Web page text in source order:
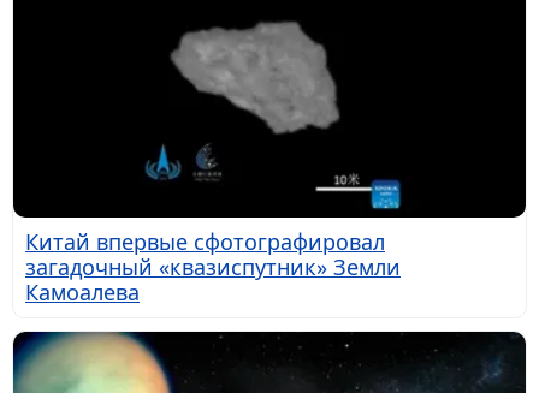
Китай впервые сфотографировал
загадочный «квазиспутник» Земли
Камоалева